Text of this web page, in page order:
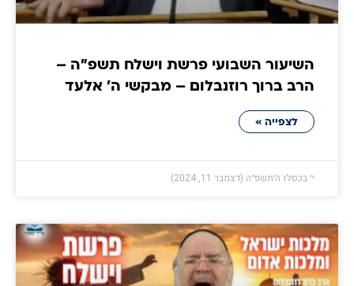
השיעור השבועי פרשת וישלח תשפ"ה –
הרב ברוך רוזנבלום – מבקשי ה' אלעד
לצפייה »
י׳ בכסלו ה׳תשפ״ה (דצמבר 11, 2024)